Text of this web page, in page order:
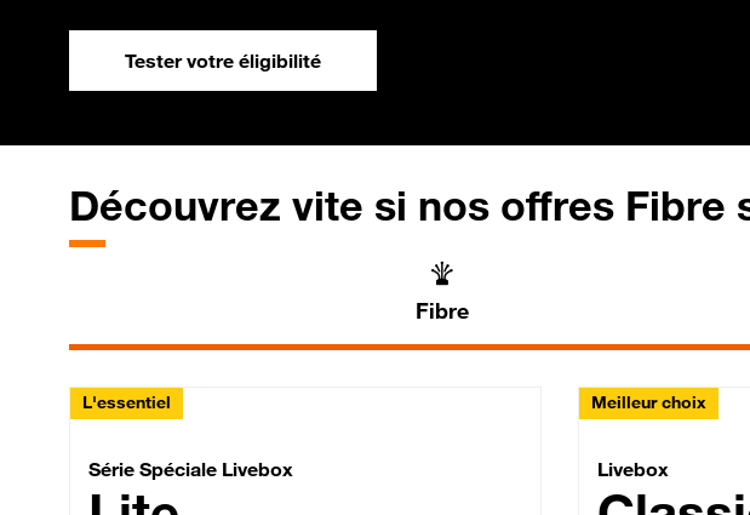
Tester votre éligibilité
Découvrez vite si nos offres
Fibre
L'essentiel
Série Spéciale Livebox Lite Fibre
Série Spéciale Livebox
Meilleur choix
Livebox